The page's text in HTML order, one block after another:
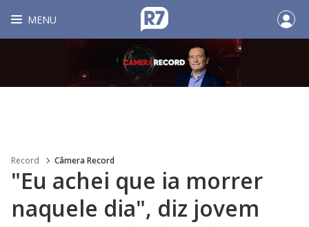
MENU
Record Câmera Record
"Eu achei que ia morrer
naquele dia", diz jovem